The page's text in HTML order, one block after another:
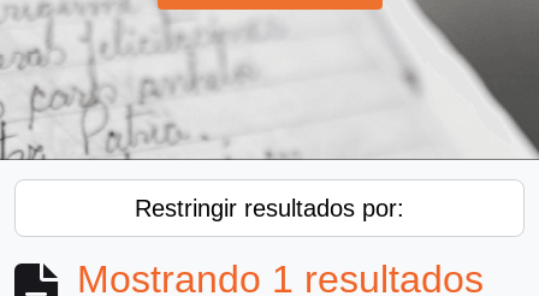
Restringir resultados por:
Mostrando 1 resultados